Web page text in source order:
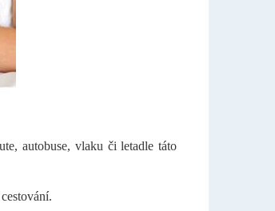
autobuse, vlaku či letadle táto